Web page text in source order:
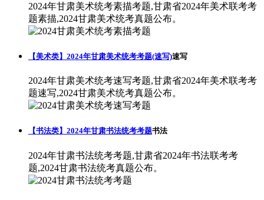
2024年甘肃美术统考素描考题,甘肃省2024年美术联考考
题素描,2024甘肃美术统考真题公布。
【美术类】2024年甘肃美术统考考题(速写)速写
2024年甘肃美术统考速写考题,甘肃省2024年美术联考考
题速写,2024甘肃美术统考真题公布。
【书法类】2024年甘肃书法统考考题书法
2024年甘肃书法统考考题,甘肃省2024年书法联考考
题,2024甘肃书法统考真题公布。